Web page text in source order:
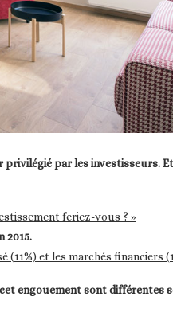
privilégié par les investisseurs.
feriez-vous ? »
2015.
(11%) et les marchés financiers
engouementsont différentes